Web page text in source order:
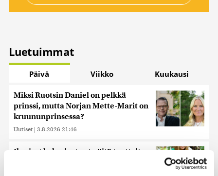
Luetuimmat
Päivä Viikko Kuukausi
Miksi Ruotsin Daniel on pelkkä
prinssi, mutta Norjan Mette-Marit on
kruununprinsessa?
Uutiset | 3.8.2026 21:46
Ihmiset kahmivat nyt näitä tuotteita